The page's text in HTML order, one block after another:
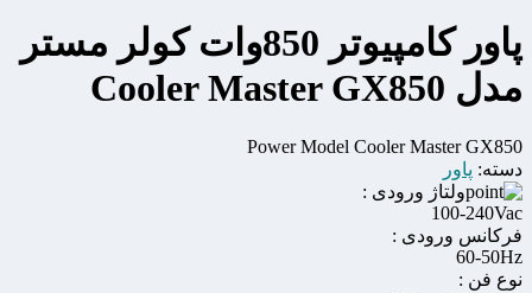
پاور کامپیوتر 850وات کولر مستر
مدل Cooler Master GX850
Power Model Cooler Master GX850
دسته: پاور
ولتاژ ورودی :
100-240Vac
فرکانس ورودی :
60-50Hz
نوع فن :